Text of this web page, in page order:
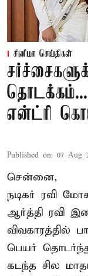
சினிமா செய்திகள்
தொடக்கம்...
என்ட்ரி
Published on: 07 Aug
சென்னை,
நடிகர் ரவி
ஆர்த்தி ரவி
விவகாரத்தில்
பெயர்
கடந்த சில